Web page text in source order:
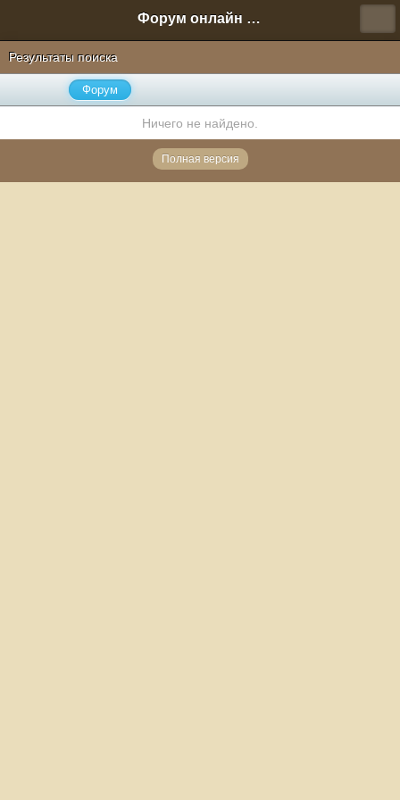
Форум онлайн игры "Новая Эра" (Нюра Биз)
Результаты поиска
Форум
Ничего не найдено.
Полная версия